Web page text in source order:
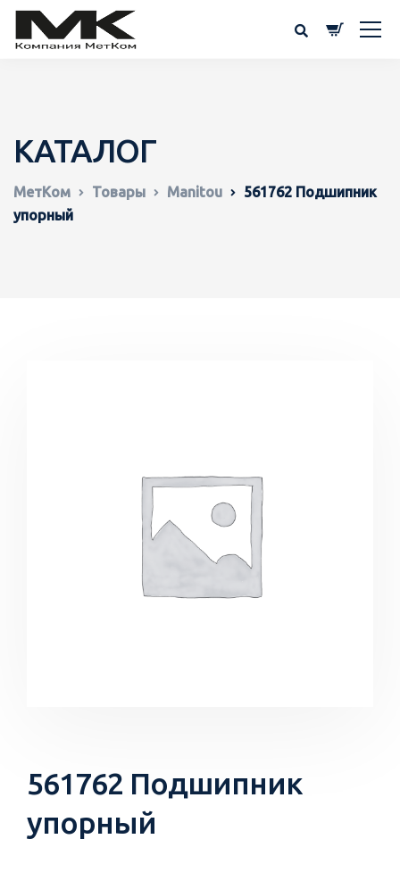
КАТАЛОГ
МетКом Товары Manitou
561762 Подшипник
упорный
561762 Подшипник
упорный